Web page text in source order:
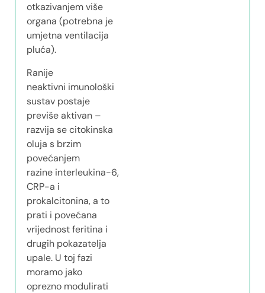
otkazivanjem više
organa (potrebna je
umjetna ventilacija
pluća).
Ranije
neaktivni imunološki
sustav postaje
previše aktivan –
razvija se citokinska
oluja s brzim
povećanjem
razine interleukina-6,
CRP-a i
prokalcitonina, a to
prati i povećana
vrijednost feritina i
drugih pokazatelja
upale. U toj fazi
moramo jako
oprezno modulirati